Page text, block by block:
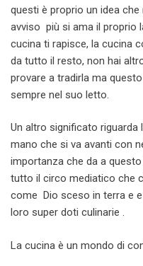
questi è proprio un idea
avviso più si ama il proprio
cucina ti rapisce, la cucina
da tutto il resto, non hai
provare a tradirla ma
sempre nel suo letto.
Un altro significato
mano che si va avanti con
importanza che da a
tutto il circo mediatico che
come Dio sceso in terra e
loro super doti culinarie .
La cucina è un mondo di